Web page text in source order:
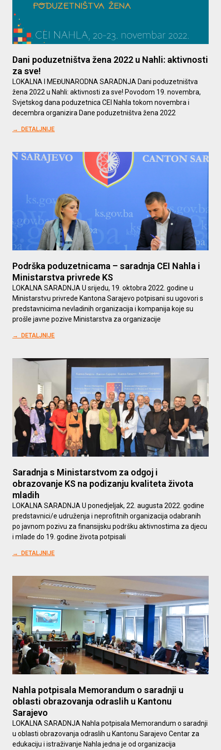
Dani poduzetništva žena 2022 u Nahli: aktivnosti
za sve!
LOKALNA I MEĐUNARODNA SARADNJA Dani poduzetništva
žena 2022 u Nahli: aktivnosti za sve! Povodom 19. novembra,
Svjetskog dana poduzetnica CEI Nahla tokom novembra i
decembra organizira Dane poduzetništva žena 2022
→ DETALJNIJE
Podrška poduzetnicama – saradnja CEI Nahla i
Ministarstva privrede KS
LOKALNA SARADNJA U srijedu, 19. oktobra 2022. godine u
Ministarstvu privrede Kantona Sarajevo potpisani su ugovori s
predstavnicima nevladinih organizacija i kompanija koje su
prošle javne pozive Ministarstva za organizacije
→ DETALJNIJE
Saradnja s Ministarstvom za odgoj i
obrazovanje KS na podizanju kvaliteta života
mladih
LOKALNA SARADNJA U ponedjeljak, 22. augusta 2022. godine
predstavnici/e udruženja i neprofitnih organizacija odabranih
po javnom pozivu za finansijsku podršku aktivnostima za djecu
i mlade do 19. godine života potpisali
→ DETALJNIJE
Nahla potpisala Memorandum o saradnji u
oblasti obrazovanja odraslih u Kantonu
Sarajevo
LOKALNA SARADNJA Nahla potpisala Memorandum o saradnji
u oblasti obrazovanja odraslih u Kantonu Sarajevo Centar za
edukaciju i istraživanje Nahla jedna je od organizacija